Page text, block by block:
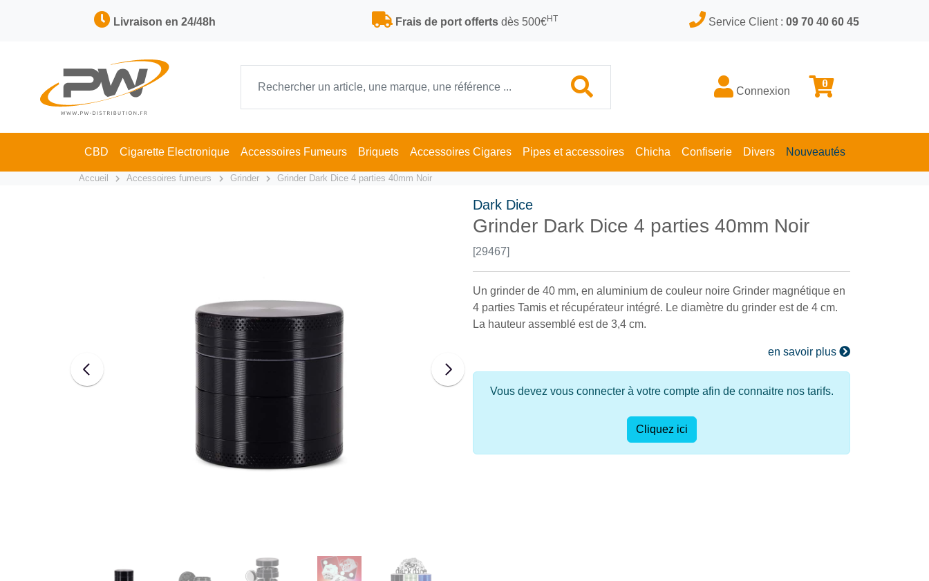
Livraison en 24/48h Frais de port offertsdès 500€HT Service Client : 09 70 40 60 45
Connexion
0
CBD Cigarette Electronique Accessoires Fumeurs Briquets Accessoires Cigares Pipes et accessoires Chicha Confiserie Divers Nouveautés
Accueil Accessoires fumeurs Grinder Grinder Dark Dice 4 parties 40mm Noir
Dark Dice
Grinder Dark Dice 4 parties 40mm Noir
[29467]
Un grinder de 40 mm, en aluminium de couleur noire Grinder magnétique en
4 parties Tamis et récupérateur intégré. Le diamètre du grinder est de 4 cm.
La hauteur assemblé est de 3,4 cm.
en savoir plus
Vous devez vous connecter à votre compte afin de connaitre nos tarifs.
Cliquez ici